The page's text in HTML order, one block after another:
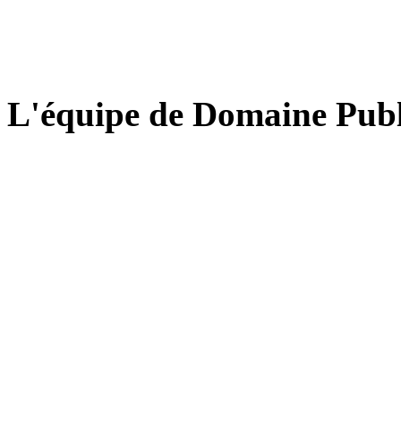
L'équipe de Domaine